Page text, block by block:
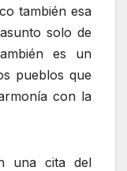
también esa
solo de
es un
pueblos que
con la
una cita del